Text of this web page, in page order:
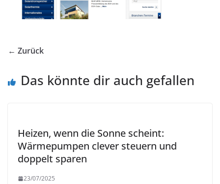
← Zurück
Das könnte dir auch gefallen
Heizen, wenn die Sonne scheint:
Wärmepumpen clever steuern und
doppelt sparen
23/07/2025